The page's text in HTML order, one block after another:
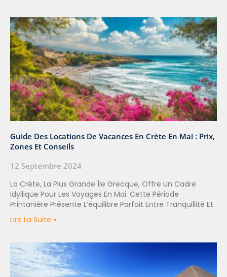
Guide Des Locations De Vacances En Crète En Mai : Prix,
Zones Et Conseils
12 Septembre 2024
La Crète, La Plus Grande Île Grecque, Offre Un Cadre
Idyllique Pour Les Voyages En Mai. Cette Période
Printanière Présente L’équilibre Parfait Entre Tranquillité Et
Lire La Suite »